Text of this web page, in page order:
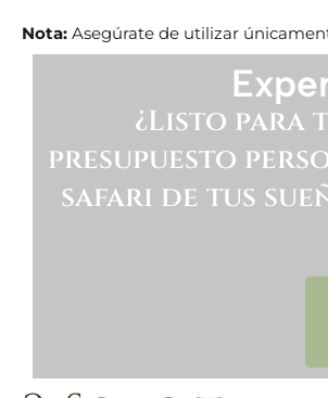
Nota: Asegúrate de utilizar
¿Listo para
presupuesto
safari de tus